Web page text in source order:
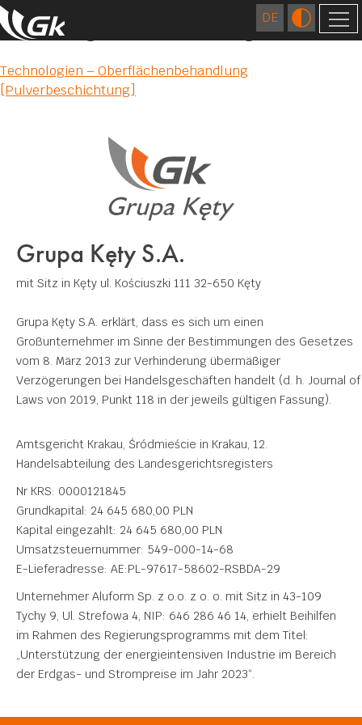
ÜBER UNS
AUSLÄNDISCHE GESELLSCHAFTEN
TECHNOLOGIEN
OBERFLÄCHENBEHANDLUNG
SCHWEISSEN
ANWENDUNGEN
FORSCHUNGS- UND ENTWICKLUNGSZENTRUM
ZERTIFIKATE UND CE KONFORMITÄTSERKLÄRUNG
VERANTWORTUNGSBEWUSSTES WIRTSCHAFTEN
UMWELT
SOZIALES ENGAGEMENT
KONTAKT
Technologien – Anwendungen
Post
navigation
Technologien – Oberflächenbehandlung
[Pulverbeschichtung]
Grupa Kęty S.A.
mit Sitz in Kęty ul. Kościuszki 111 32-650 Kęty
Grupa Kęty S.A. erklärt, dass es sich um einen
Großunternehmer im Sinne der Bestimmungen des Gesetzes
vom 8. März 2013 zur Verhinderung übermäßiger
Verzögerungen bei Handelsgeschäften handelt (d. h. Journal of
Laws von 2019, Punkt 118 in der jeweils gültigen Fassung).
Amtsgericht Krakau, Śródmieście in Krakau, 12.
Handelsabteilung des Landesgerichtsregisters
Nr KRS: 0000121845
Grundkapital: 24 645 680,00 PLN
Kapital eingezahlt: 24 645 680,00 PLN
Umsatzsteuernummer: 549-000-14-68
E-Lieferadresse: AE:PL-97617-58602-RSBDA-29
Unternehmer Aluform Sp. z o.o. z o. o. mit Sitz in 43-109
Tychy 9, Ul. Strefowa 4, NIP: 646 286 46 14, erhielt Beihilfen
im Rahmen des Regierungsprogramms mit dem Titel:
„Unterstützung der energieintensiven Industrie im Bereich
der Erdgas- und Strompreise im Jahr 2023“.